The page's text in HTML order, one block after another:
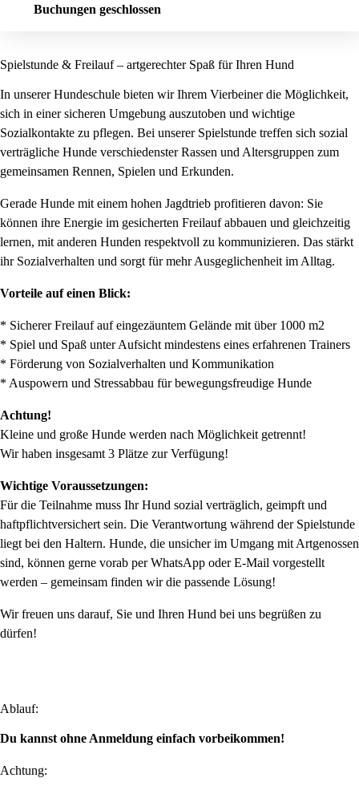
Buchungen geschlossen
Spielstunde & Freilauf – artgerechter Spaß für Ihren Hund
In unserer Hundeschule bieten wir Ihrem Vierbeiner die Möglichkeit,
sich in einer sicheren Umgebung auszutoben und wichtige
Sozialkontakte zu pflegen. Bei unserer Spielstunde treffen sich sozial
verträgliche Hunde verschiedenster Rassen und Altersgruppen zum
gemeinsamen Rennen, Spielen und Erkunden.
Gerade Hunde mit einem hohen Jagdtrieb profitieren davon: Sie
können ihre Energie im gesicherten Freilauf abbauen und gleichzeitig
lernen, mit anderen Hunden respektvoll zu kommunizieren. Das stärkt
ihr Sozialverhalten und sorgt für mehr Ausgeglichenheit im Alltag.
Vorteile auf einen Blick:
* Sicherer Freilauf auf eingezäuntem Gelände mit über 1000 m2
* Spiel und Spaß unter Aufsicht mindestens eines erfahrenen Trainers
* Förderung von Sozialverhalten und Kommunikation
* Auspowern und Stressabbau für bewegungsfreudige Hunde
Achtung!
Kleine und große Hunde werden nach Möglichkeit getrennt!
Wir haben insgesamt 3 Plätze zur Verfügung!
Wichtige Voraussetzungen:
Für die Teilnahme muss Ihr Hund sozial verträglich, geimpft und
haftpflichtversichert sein. Die Verantwortung während der Spielstunde
liegt bei den Haltern. Hunde, die unsicher im Umgang mit Artgenossen
sind, können gerne vorab per WhatsApp oder E-Mail vorgestellt
werden – gemeinsam finden wir die passende Lösung!
Wir freuen uns darauf, Sie und Ihren Hund bei uns begrüßen zu
dürfen!
Ablauf:
Du kannst ohne Anmeldung einfach vorbeikommen!
Achtung: